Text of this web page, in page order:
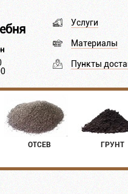
Услуги
Материалы
Пункты
ОТСЕВ ГРУНТ